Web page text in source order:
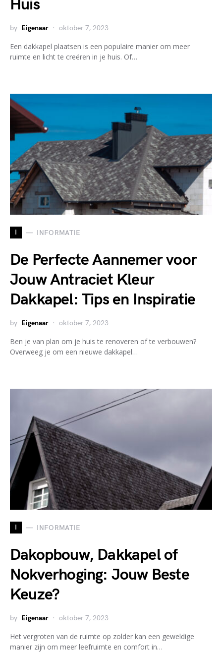
Huis
by Eigenaar oktober 7, 2023
Een dakkapel plaatsen is een populaire manier om meer
ruimte en licht te creëren in je huis. Of…
I INFORMATIE
De Perfecte Aannemer voor
Jouw Antraciet Kleur
Dakkapel: Tips en Inspiratie
by Eigenaar oktober 7, 2023
Ben je van plan om je huis te renoveren of te verbouwen?
Overweeg je om een nieuwe dakkapel…
I INFORMATIE
Dakopbouw, Dakkapel of
Nokverhoging: Jouw Beste
Keuze?
by Eigenaar oktober 7, 2023
Het vergroten van de ruimte op zolder kan een geweldige
manier zijn om meer leefruimte en comfort in…